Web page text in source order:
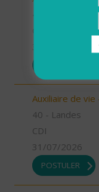
Auxiliaire de
40 - Landes
CDI
31/07/2026
POSTULER